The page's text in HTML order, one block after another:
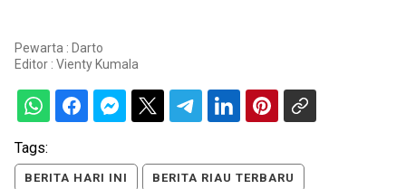
Pewarta : Darto
Editor : Vienty Kumala
Tags:
BERITA HARI INI BERITA RIAU TERBARU